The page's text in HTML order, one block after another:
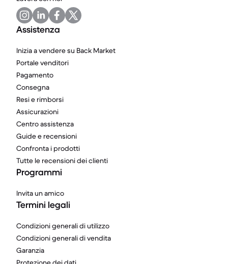
Assistenza
Inizia a vendere su Back Market
Portale venditori
Pagamento
Consegna
Resi e rimborsi
Assicurazioni
Centro assistenza
Guide e recensioni
Confronta i prodotti
Tutte le recensioni dei clienti
Programmi
Invita un amico
Termini legali
Condizioni generali di utilizzo
Condizioni generali di vendita
Garanzia